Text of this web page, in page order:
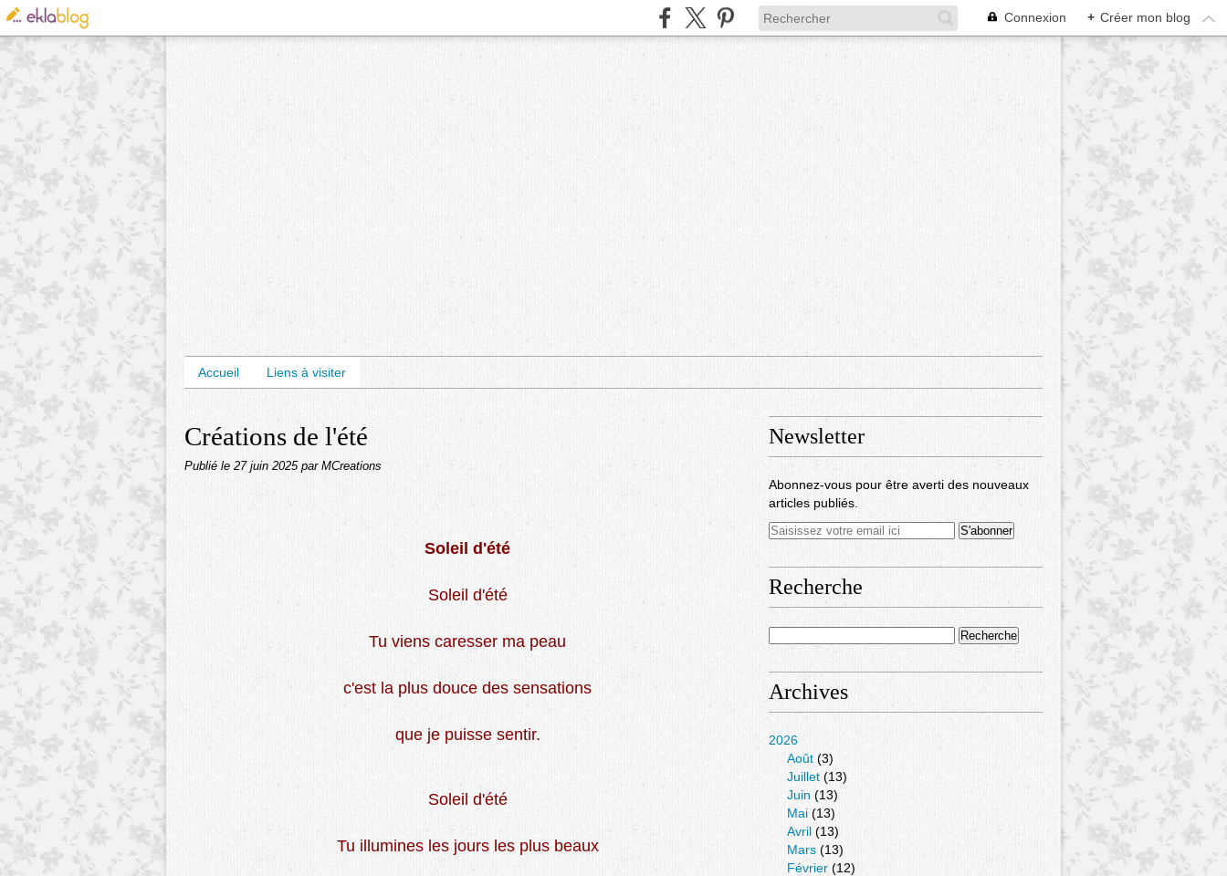
Connexion + Créer mon blog
Accueil Liens à visiter
Créations de l'été
Publié le 27 juin 2025 par MCreations
Soleil d'été
Soleil d'été
Tu viens caresser ma peau
c'est la plus douce des sensations
que je puisse sentir.
Soleil d'été
Tu illumines les jours les plus beaux
Newsletter
Abonnez-vous pour être averti des nouveaux
articles publiés.
Recherche
Archives
2026
Août (3)
Juillet (13)
Juin (13)
Mai (13)
Avril (13)
Mars (13)
Février (12)